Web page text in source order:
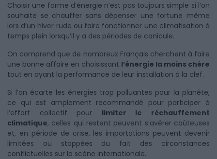
Choisir une forme d’énergie n’est pas toujours simple si l’on
souhaite se chauffer sans dépenser une fortune même
lors d’un hiver rude ou faire fonctionner une climatisation à
temps plein lorsqu’il y a des périodes de canicule.
On comprend que de nombreux Français cherchent à faire
une bonne affaire en choisissant l’énergie la moins chère
tout en ayant la performance de leur installation à la clef.
Si l’on écarte les énergies trop polluantes pour la planète,
ce qui est amplement recommandé pour participer à
l’effort collectif pour limiter le réchauffement
climatique, celles qui restent peuvent s’avérer coûteuses
et, en période de crise, les importations peuvent devenir
limitées ou stoppées du fait des circonstances
conflictuelles sur la scène internationale.